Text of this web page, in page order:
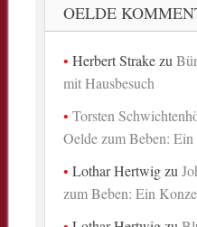
OELDE
Herbert Strakezu
mit Hausbesuch
Torsten
Oelde zum Beben:
Lothar Hertwigzu
zum Beben: Ein